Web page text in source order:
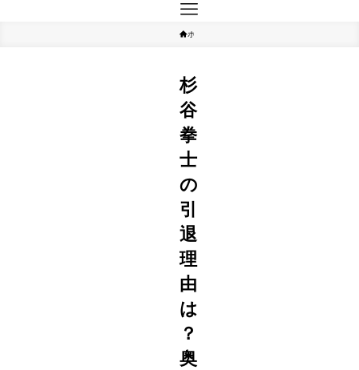
ホーム
杉
谷
拳
士
の
引
退
理
由
は
？
奥